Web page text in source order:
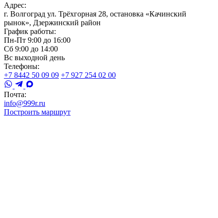
Адрес:
г. Волгоград ул. Трёхгорная 28, остановка «Качинский
рынок», Дзержинский район
График работы:
Пн-Пт 9:00 до 16:00
Сб 9:00 до 14:00
Вс выходной день
Телефоны:
+7 8442 50 09 09 +7 927 254 02 00
Почта:
info@999r.ru
Построить маршрут